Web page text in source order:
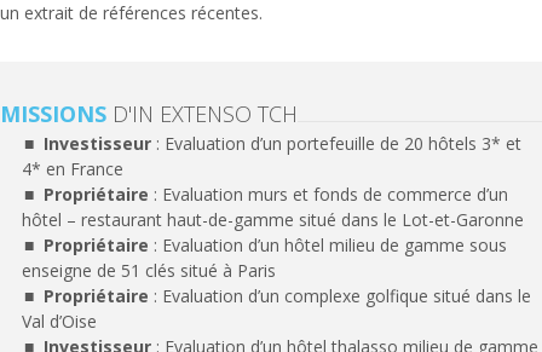
un extrait de références récentes.
MISSIONS D'IN EXTENSO TCH
Investisseur : Evaluation d’un portefeuille de 20 hôtels 3* et
4* en France
Propriétaire : Evaluation murs et fonds de commerce d’un
hôtel – restaurant haut-de-gamme situé dans le Lot-et-Garonne
Propriétaire : Evaluation d’un hôtel milieu de gamme sous
enseigne de 51 clés situé à Paris
Propriétaire : Evaluation d’un complexe golfique situé dans le
Val d’Oise
Investisseur : Evaluation d’un hôtel thalasso milieu de gamme